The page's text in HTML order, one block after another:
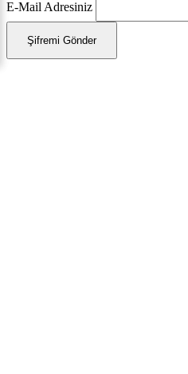
E-Mail Adresiniz
Şifremi Gönder